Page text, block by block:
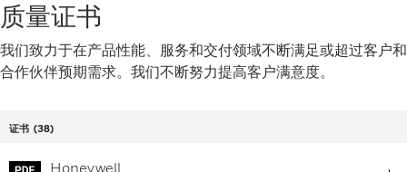
质量证书
我们致力于在产品性能、服务和交付领域不断满足或超过客户和
合作伙伴预期需求。我们不断努力提高客户满意度。
证书 (38)
Honeywell